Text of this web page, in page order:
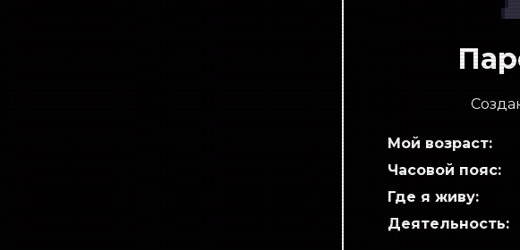
Мой возраст:
Часовой пояс:
Где я живу:
Деятельность: